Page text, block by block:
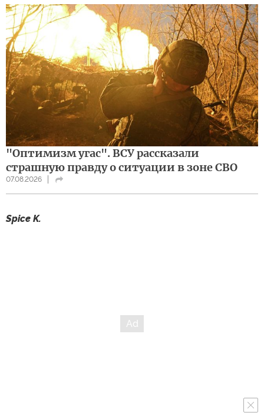
"Оптимизм угас". ВСУ рассказали
страшную правду о ситуации в зоне СВО
07.08.2026
Spice K.